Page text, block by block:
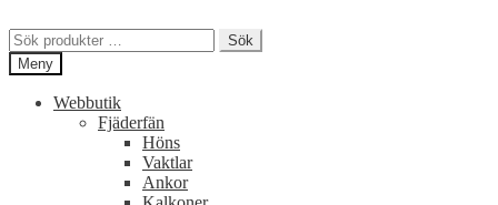
till
navigering
till
innehåll
Sök
efter:
Sök
Meny
Webbutik
Fjäderfän
Höns
Vaktlar
Ankor